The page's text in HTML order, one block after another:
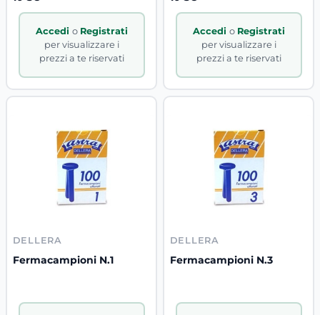
Accedi o Registrati
per visualizzare i
prezzi a te riservati
Accedi o Registrati
per visualizzare i
prezzi a te riservati
DELLERA
Fermacampioni N.1
DELLERA
Fermacampioni N.3